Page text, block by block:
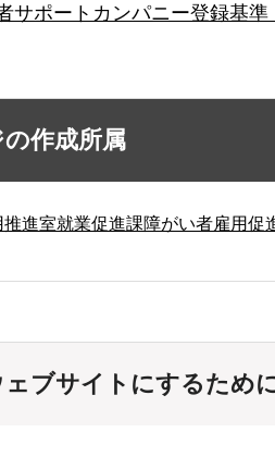
サポートカンパニー登録基準
作成所属
進室就業促進課障がい者雇用促
ェブサイトにするため